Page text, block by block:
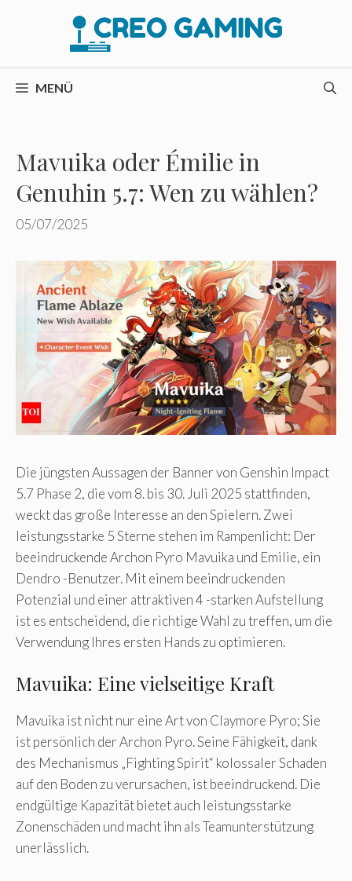
MENÜ
Mavuika oder Émilie in
Genuhin 5.7: Wen zu wählen?
05/07/2025
Die jüngsten Aussagen der Banner von Genshin Impact
5.7 Phase 2, die vom 8. bis 30. Juli 2025 stattfinden,
weckt das große Interesse an den Spielern. Zwei
leistungsstarke 5 Sterne stehen im Rampenlicht: Der
beeindruckende Archon Pyro Mavuika und Emilie, ein
Dendro -Benutzer. Mit einem beeindruckenden
Potenzial und einer attraktiven 4 -starken Aufstellung
ist es entscheidend, die richtige Wahl zu treffen, um die
Verwendung Ihres ersten Hands zu optimieren.
Mavuika: Eine vielseitige Kraft
Mavuika ist nicht nur eine Art von Claymore Pyro; Sie
ist persönlich der Archon Pyro. Seine Fähigkeit, dank
des Mechanismus „Fighting Spirit“ kolossaler Schaden
auf den Boden zu verursachen, ist beeindruckend. Die
endgültige Kapazität bietet auch leistungsstarke
Zonenschäden und macht ihn als Teamunterstützung
unerlässlich.